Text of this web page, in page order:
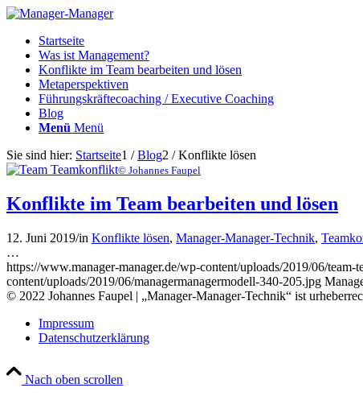
Startseite
Was ist Management?
Konflikte im Team bearbeiten und lösen
Metaperspektiven
Führungskräftecoaching / Executive Coaching
Blog
Menü Menü
Sie sind hier: Startseite1 / Blog2 / Konflikte lösen
© Johannes Faupel
Konflikte im Team bearbeiten und lösen
12. Juni 2019/in Konflikte lösen, Manager-Manager-Technik,
…
https://www.manager-manager.de/wp-content/uploads/2019/06/
content/uploads/2019/06/managermanagermodell-340-205.jpg
© 2022 Johannes Faupel | „Manager-Manager-Technik“ ist
Impressum
Datenschutzerklärung
Nach oben scrollen